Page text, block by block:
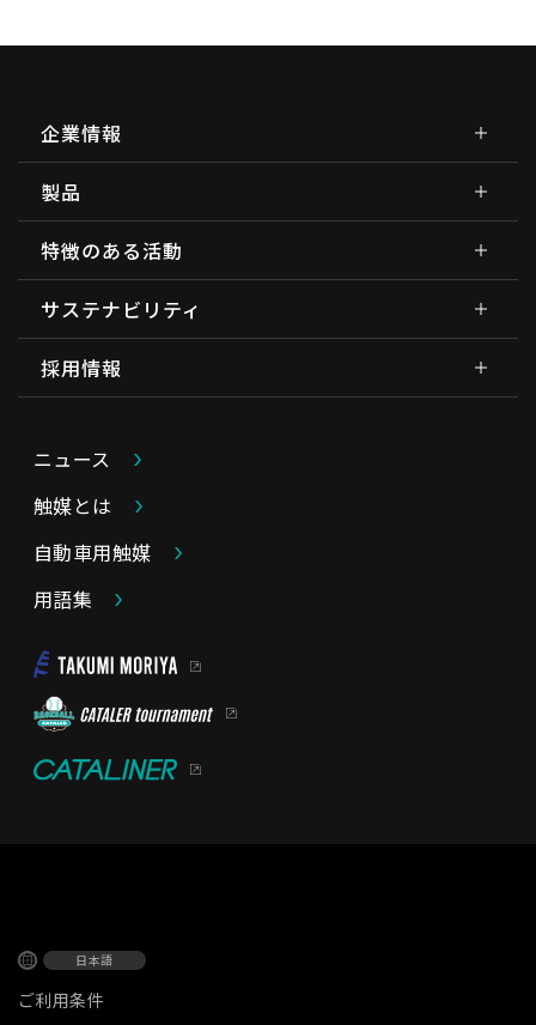
企業情報
製品
特徴のある活動
サステナビリティ
採用情報
ニュース
触媒とは
自動車用触媒
用語集
日本語
ご利用条件